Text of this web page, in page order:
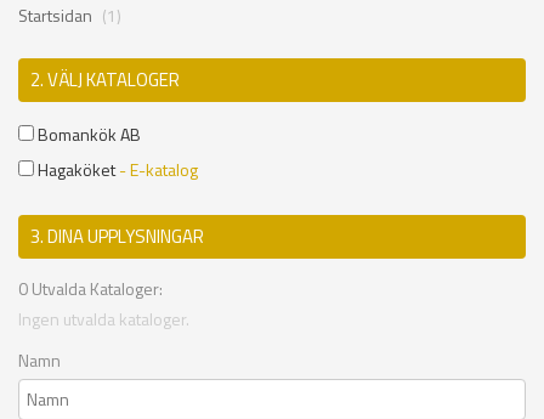
Startsidan (1)
2. VÄLJ KATALOGER
Bomankök AB
Hagaköket- E-katalog
3. DINA UPPLYSNINGAR
0Utvalda Kataloger:
Ingen utvalda kataloger.
Namn